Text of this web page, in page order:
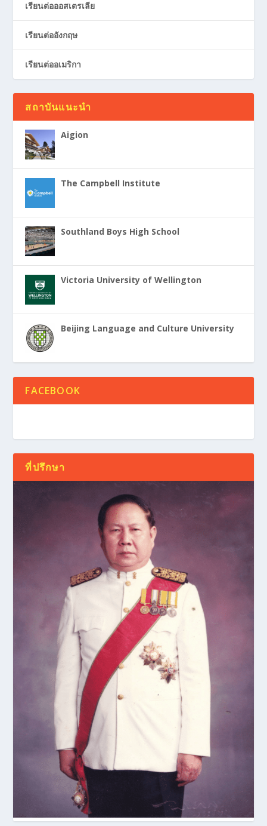
เรียนต่อออสเตรเลีย
เรียนต่ออังกฤษ
เรียนต่ออเมริกา
สถาบันแนะนำ
Aigion
The Campbell Institute
Southland Boys High School
Victoria University of Wellington
Beijing Language and Culture University
FACEBOOK
ที่ปรึกษา